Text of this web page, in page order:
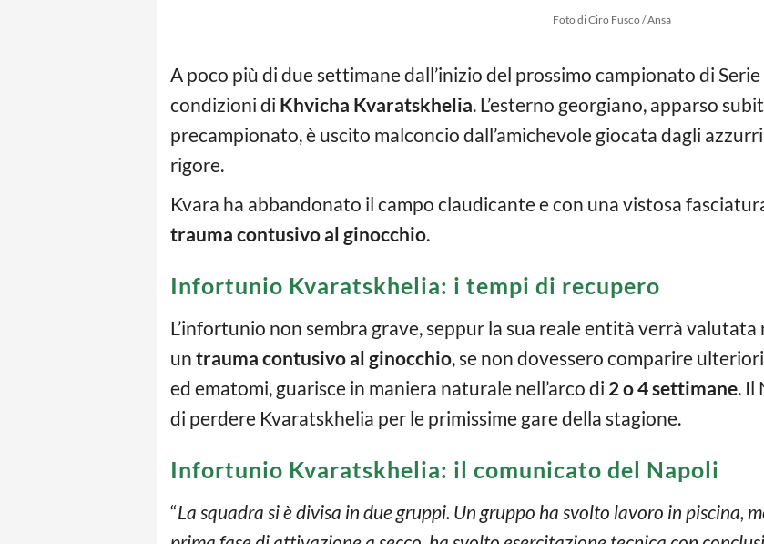
Foto di Ciro Fusco / Ansa
A poco più di due settimane dall’inizio del prossimo campionato di
condizioni di Khvicha Kvaratskhelia. L’esterno georgiano, apparso
precampionato, è uscito malconcio dall’amichevole giocata dagli
rigore.
Kvara ha abbandonato il campo claudicante e con una vistosa
trauma contusivo al ginocchio.
Infortunio Kvaratskhelia: i tempi di recupero
L’infortunio non sembra grave, seppur la sua reale entità verrà
un trauma contusivo al ginocchio, se non dovessero comparire
ed ematomi, guarisce in maniera naturale nell’arco di 2 o 4 settimane. Il
di perdere Kvaratskhelia per le primissime gare della stagione.
Infortunio Kvaratskhelia: il comunicato del Napoli
“La squadra si è divisa in due gruppi. Un gruppo ha svolto lavoro in piscina,